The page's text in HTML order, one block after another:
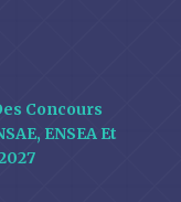
Concours
ENSEA Et